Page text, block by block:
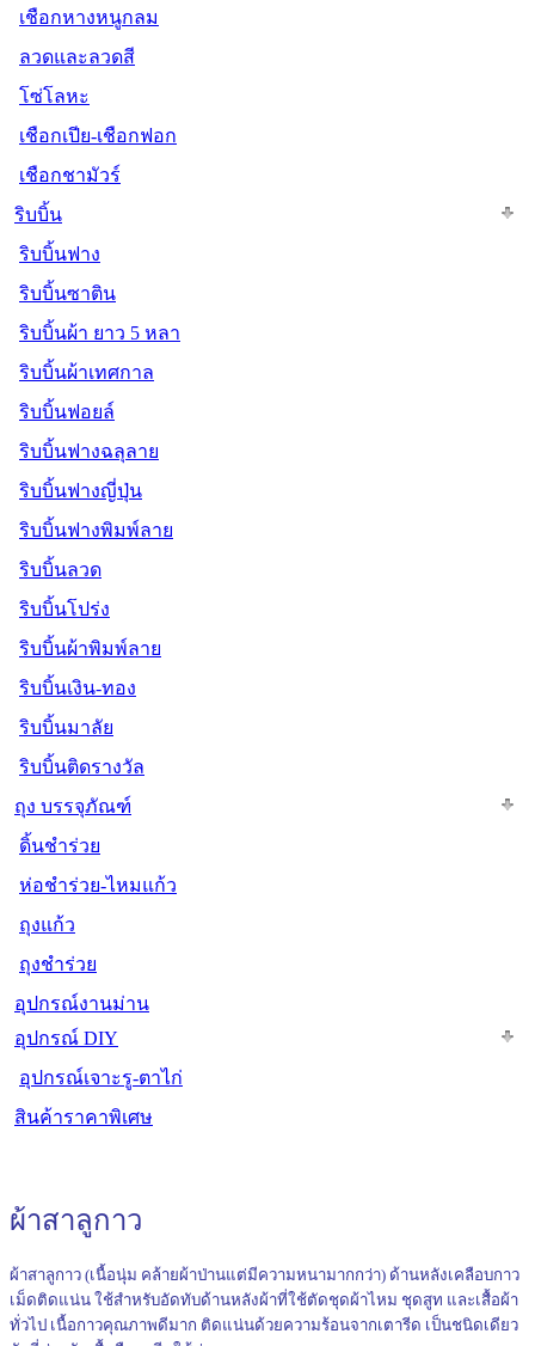
เชือกหางหนูกลม
ลวดและลวดสี
โซ่โลหะ
เชือกเปีย-เชือกฟอก
เชือกชามัวร์
ริบบิ้น
ริบบิ้นฟาง
ริบบิ้นซาติน
ริบบิ้นผ้า ยาว 5 หลา
ริบบิ้นผ้าเทศกาล
ริบบิ้นฟอยล์
ริบบิ้นฟางฉลุลาย
ริบบิ้นฟางญี่ปุ่น
ริบบิ้นฟางพิมพ์ลาย
ริบบิ้นลวด
ริบบิ้นโปร่ง
ริบบิ้นผ้าพิมพ์ลาย
ริบบิ้นเงิน-ทอง
ริบบิ้นมาลัย
ริบบิ้นติดรางวัล
ถุง บรรจุภัณฑ์
ดิ้นชำร่วย
ห่อชำร่วย-ไหมแก้ว
ถุงแก้ว
ถุงชำร่วย
อุปกรณ์งานม่าน
อุปกรณ์ DIY
อุปกรณ์เจาะรู-ตาไก่
สินค้าราคาพิเศษ
ผ้าสาลูกาว
ผ้าสาลูกาว (เนื้อนุ่ม คล้ายผ้าป่านแต่มีความหนามากกว่า) ด้านหลังเคลือบกาว
เม็ดติดแน่น ใช้สำหรับอัดทับด้านหลังผ้าที่ใช้ตัดชุดผ้าไหม ชุดสูท และเสื้อผ้า
ทั่วไป เนื้อกาวคุณภาพดีมาก ติดแน่นด้วยความร้อนจากเตารีด เป็นชนิดเดียว